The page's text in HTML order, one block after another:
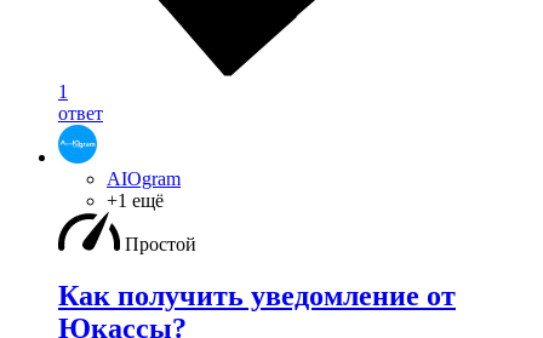
1
ответ
AIOgram
+1 ещё
Простой
Как получить уведомление от
Юкассы?